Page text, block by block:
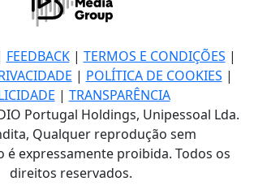
FEEDBACK| TERMOS E CONDIÇÕES |
| POLÍTICA DE COOKIES |
| TRANSPARÊNCIA
Portugal Holdings, Unipessoal Lda.
Qualquer reprodução sem
é expressamente proibida. Todos os
direitos reservados.